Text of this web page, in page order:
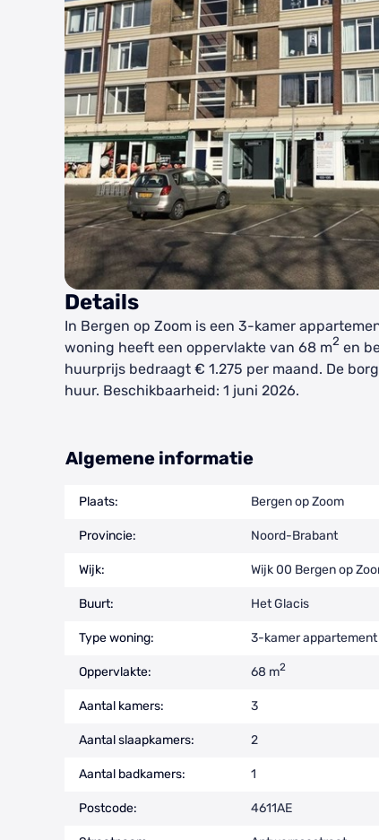
Details
In Bergen op Zoom is een 3-kamer
woning heeft een oppervlakte van 68 m2 en
huurprijs bedraagt € 1.275 per maand. De
huur. Beschikbaarheid: 1 juni 2026.
Algemene informatie
Plaats: Bergen op Zoom
Provincie: Noord-Brabant
Wijk: Wijk 00 Bergen op
Buurt: Het Glacis
Type woning: 3-kamer appartement
Oppervlakte: 68 m2
Aantal kamers: 3
Aantal slaapkamers: 2
Aantal badkamers: 1
Postcode: 4611AE